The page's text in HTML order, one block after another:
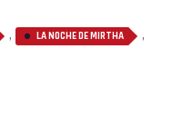
, LA NOCHE DE MIRTHA ,